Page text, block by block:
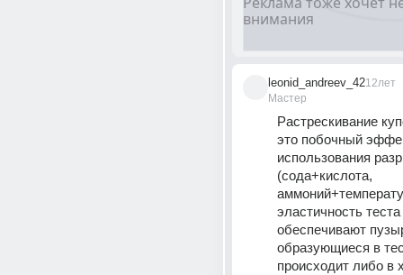
leonid_andreev_42
Мастер
12лет
Растрескивание
это побочный
использования
(сода+кислота,
эластичность
обеспечивают
образующиеся в
происходит либо в